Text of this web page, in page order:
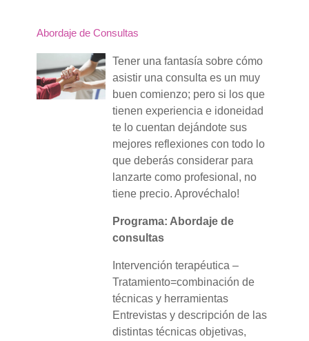
Abordaje de Consultas
Tener una fantasía sobre cómo
asistir una consulta es un muy
buen comienzo; pero si los que
tienen experiencia e idoneidad
te lo cuentan dejándote sus
mejores reflexiones con todo lo
que deberás considerar para
lanzarte como profesional, no
tiene precio. Aprovéchalo!
Programa: Abordaje de
consultas
Intervención terapéutica –
Tratamiento=combinación de
técnicas y herramientas
Entrevistas y descripción de las
distintas técnicas objetivas,